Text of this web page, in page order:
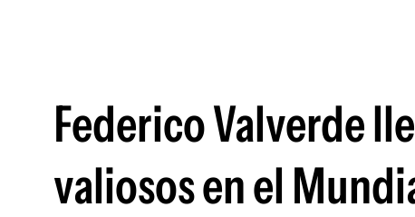
Federico Valverde
valiosos en el